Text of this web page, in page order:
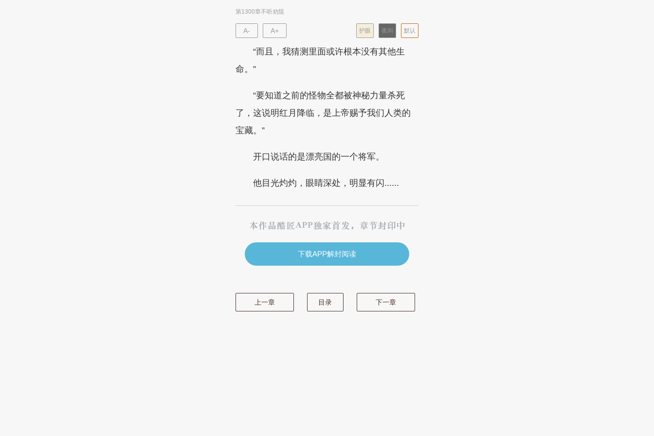
第1300章不听劝阻
A- A+ 默认
夜间
护眼
“而且，我猜测里面或许根本没有其他生
命。”
“要知道之前的怪物全都被神秘力量杀死
了，这说明红月降临，是上帝赐予我们人类的
宝藏。”
开口说话的是漂亮国的一个将军。
他目光灼灼，眼睛深处，明显有闪......
下载APP解封阅读
上一章 目录 下一章